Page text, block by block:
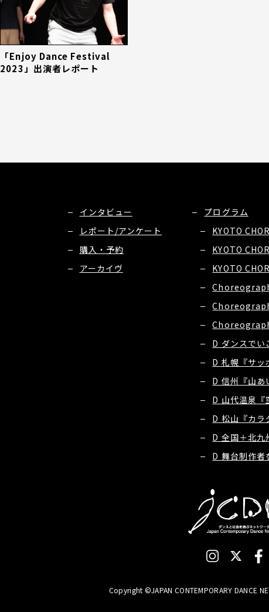
「Enjoy Dance Festival
2023」出演者レポート
インタビュー
レポート/アンケート
購入・予約
アーカイヴ
プログラム
KYOTO
KYOTO
KYOTO
D ダンスで
D 札幌『サッ
D 信州『山あ
D 山代温泉『
D 松山『カラ
D 全国＋北九
D 舞台制作者
Copyright ©JAPAN CONTEMPORARY DANCE